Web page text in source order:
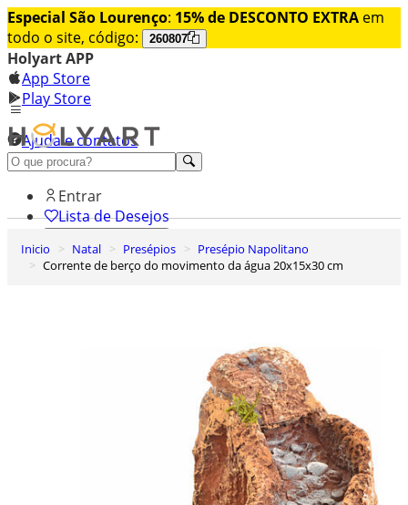
Especial São Lourenço: 15% de DESCONTO EXTRA em
todo o site, código:
260807
Holyart APP
App Store
Play Store
Ajuda e contatos
Conheça premium
Entrar
Lista de Desejos
Carrinho de Compras
Inicio Natal Presépios
Presépio Napolitano
Corrente de berço do movimento da água 20x15x30 cm